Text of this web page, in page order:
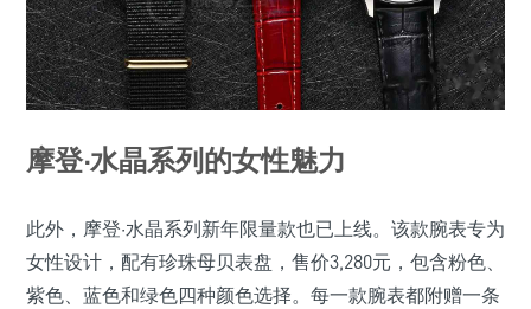
摩登·水晶系列的女性魅力
此外，摩登·水晶系列新年限量款也已上线。该款腕表专为
女性设计，配有珍珠母贝表盘，售价3,280元，包含粉色、
紫色、蓝色和绿色四种颜色选择。每一款腕表都附赠一条